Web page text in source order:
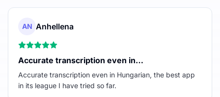
AN Anhellena
Accurate transcription even in…
Accurate transcription even in Hungarian, the best app
in its league I have tried so far.